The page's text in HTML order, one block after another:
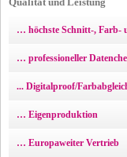
… höchste Schnitt-, Farb-
… professioneller
... Digitalproof/
… Eigenproduktion
… Europaweiter Vertrieb